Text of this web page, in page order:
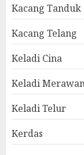
Kacang Tanduk
Kacang Telang
Keladi Cina
Keladi
Keladi Telur
Kerdas